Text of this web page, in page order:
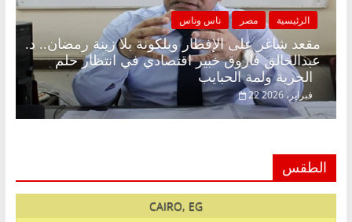
الرئيسية مصر ناس وناس
مقعد شاغر على الإفطار وبلكونة بلا زينة رمضان.. د.
عبدالخالق فاروق خبير اقتصادي في انتظار حلم
22 فبراير، 2026
الطقس
CAIRO, EG